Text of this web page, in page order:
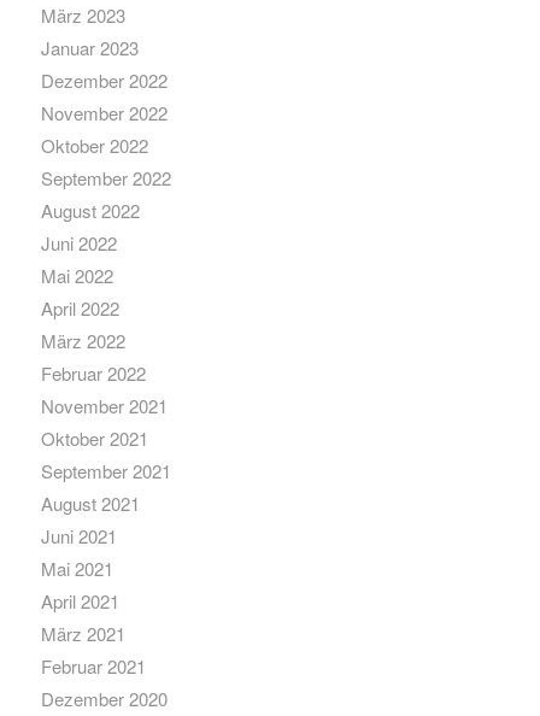
März 2023
Januar 2023
Dezember 2022
November 2022
Oktober 2022
September 2022
August 2022
Juni 2022
Mai 2022
April 2022
März 2022
Februar 2022
November 2021
Oktober 2021
September 2021
August 2021
Juni 2021
Mai 2021
April 2021
März 2021
Februar 2021
Dezember 2020